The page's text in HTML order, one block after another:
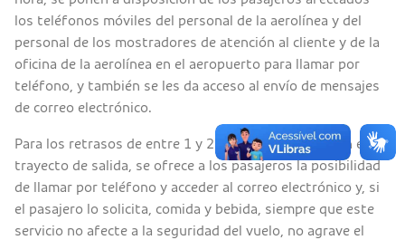
los teléfonos móviles del personal de la aerolínea y del
personal de los mostradores de atención al cliente y de la
oficina de la aerolínea en el aeropuerto para llamar por
teléfono, y también se les da acceso al envío de mensajes
de correo electrónico.
Para los retrasos de entre 1 y 2 horas en relación con el
trayecto de salida, se ofrece a los pasajeros la posibilidad
de llamar por teléfono y acceder al correo electrónico y, si
el pasajero lo solicita, comida y bebida, siempre que este
servicio no afecte a la seguridad del vuelo, no agrave el